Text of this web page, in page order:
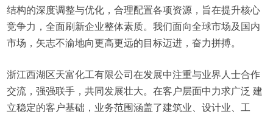
结构的深度调整与优化，合理配置各项资源，旨在提升核心
竞争力，全面刷新企业整体素质。我们面向全球市场及国内
市场，矢志不渝地向更高更远的目标迈进，奋力拼搏。
浙江西湖区天富化工有限公司在发展中注重与业界人士合作
交流，强强联手，共同发展壮大。在客户层面中力求广泛 建
立稳定的客户基础，业务范围涵盖了建筑业、设计业、工